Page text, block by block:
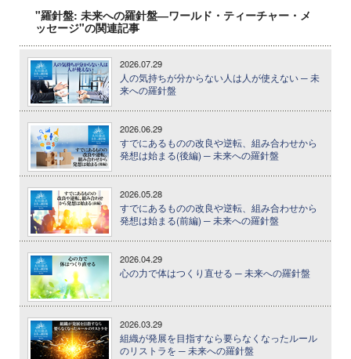
"羅針盤: 未来への羅針盤―ワールド・ティーチャー・メ
ッセージ"の関連記事
2026.07.29
人の気持ちが分からない人は人が使えない ─ 未
来への羅針盤
2026.06.29
すでにあるものの改良や逆転、組み合わせから
発想は始まる(後編) ─ 未来への羅針盤
2026.05.28
すでにあるものの改良や逆転、組み合わせから
発想は始まる(前編) ─ 未来への羅針盤
2026.04.29
心の力で体はつくり直せる ─ 未来への羅針盤
2026.03.29
組織が発展を目指すなら要らなくなったルール
のリストラを ─ 未来への羅針盤